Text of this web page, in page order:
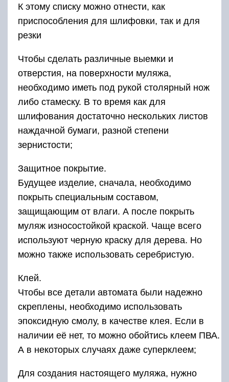
К этому списку можно отнести, как
приспособления для шлифовки, так и для
резки
Чтобы сделать различные выемки и
отверстия, на поверхности муляжа,
необходимо иметь под рукой столярный нож
либо стамеску. В то время как для
шлифования достаточно нескольких листов
наждачной бумаги, разной степени
зернистости;
Защитное покрытие.
Будущее изделие, сначала, необходимо
покрыть специальным составом,
защищающим от влаги. А после покрыть
муляж износостойкой краской. Чаще всего
используют черную краску для дерева. Но
можно также использовать серебристую.
Клей.
Чтобы все детали автомата были надежно
скреплены, необходимо использовать
эпоксидную смолу, в качестве клея. Если в
наличии её нет, то можно обойтись клеем ПВА.
А в некоторых случаях даже суперклеем;
Для создания настоящего муляжа, нужно